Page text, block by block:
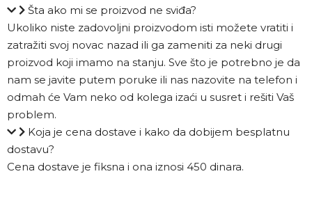
Šta ako mi se proizvod ne sviđa?
Ukoliko niste zadovoljni proizvodom isti možete vratiti i
zatražiti svoj novac nazad ili ga zameniti za neki drugi
proizvod koji imamo na stanju. Sve što je potrebno je da
nam se javite putem poruke ili nas nazovite na telefon i
odmah će Vam neko od kolega izaći u susret i rešiti Vaš
problem.
Koja je cena dostave i kako da dobijem besplatnu
dostavu?
Cena dostave je fiksna i ona iznosi 450 dinara.